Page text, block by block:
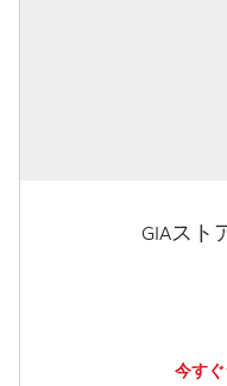
GIAスト
今す